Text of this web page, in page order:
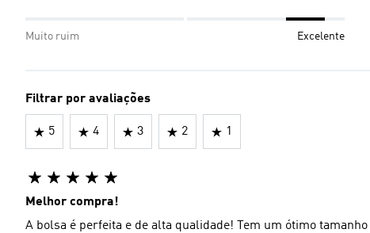
Muito ruim Excelente
Filtrar por avaliações
5 4 3 2 1
Melhor compra!
A bolsa é perfeita e de alta qualidade! Tem um ótimo